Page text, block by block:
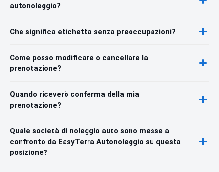
autonoleggio?
Che significa etichetta senza preoccupazioni?
Come posso modificare o cancellare la
prenotazione?
Quando riceverò conferma della mia
prenotazione?
Quale società di noleggio auto sono messe a
confronto da EasyTerra Autonoleggio su questa
posizione?